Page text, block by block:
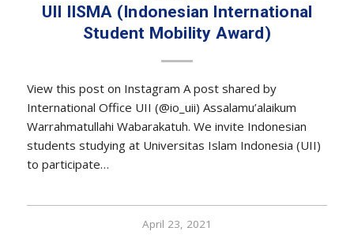
UII IISMA (Indonesian International
Student Mobility Award)
View this post on Instagram A post shared by
International Office UII (@io_uii) Assalamu’alaikum
Warrahmatullahi Wabarakatuh. We invite Indonesian
students studying at Universitas Islam Indonesia (UII)
to participate…
April 23, 2021